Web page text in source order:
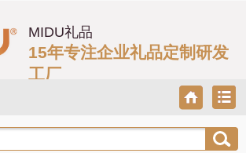
MIDU礼品
15年专注企业礼品定制研发
工厂